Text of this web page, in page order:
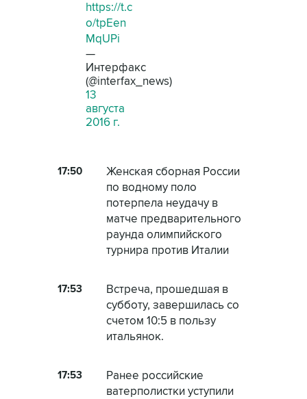
https://t.c
o/tpEen
MqUPi
—
Интерфакс
(@interfax_news)
13
августа
2016 г.
17:50
Женская сборная России
по водному поло
потерпела неудачу в
матче предварительного
раунда олимпийского
турнира против Италии
17:53
Встреча, прошедшая в
субботу, завершилась со
счетом 10:5 в пользу
итальянок.
17:53
Ранее российские
ватерполистки уступили